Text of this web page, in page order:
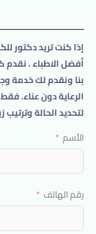
إذا كنت تريددكتور
أفضل الاطباء . نقدم
بنا ونقدم لك خدمة
الرعاية دون عناء.
لتحديد الحالة
الأسم
رقم الهاتف